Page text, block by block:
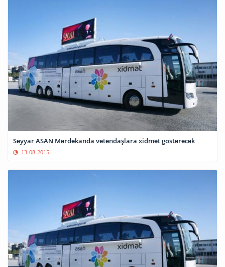
Səyyar ASAN Mərdəkanda vətəndaşlara xidmət göstərəcək
13-08-2015